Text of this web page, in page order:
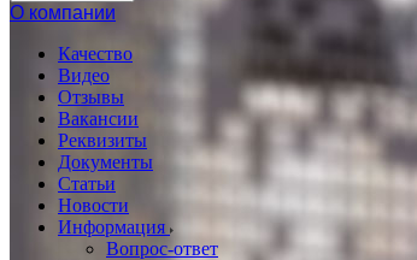
О компании
Качество
Видео
Отзывы
Вакансии
Реквизиты
Документы
Статьи
Новости
Информация
Вопрос-ответ